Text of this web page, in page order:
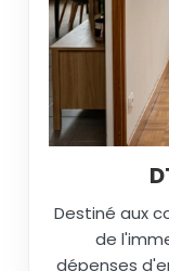
Destiné aux
de
dépenses